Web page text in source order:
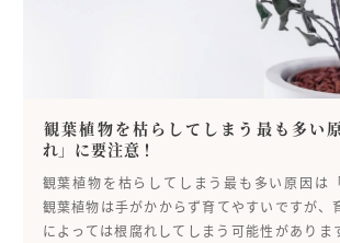
観葉植物を枯らしてしまう最も多い
れ」に要注意！
観葉植物を枯らしてしまう最も多い原因は
観葉植物は手がかからず育てやすいですが、
によっては根腐れしてしまう可能性がありま